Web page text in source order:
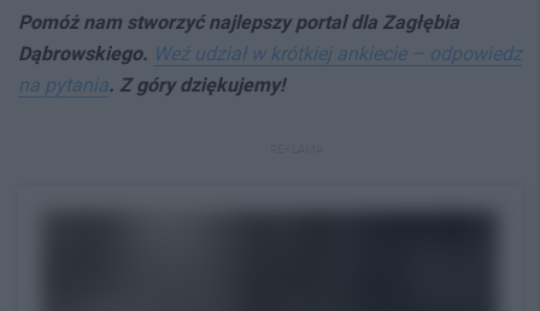
Pomóż nam stworzyć najlepszy portal dla Zagłębia
Dąbrowskiego. Weź udział w krótkiej ankiecie – odpowiedz
na pytania. Z góry dziękujemy!